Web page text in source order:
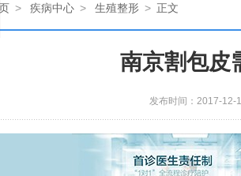
> 疾病中心 > 生殖整形 > 正文
南京割包皮
发布时间：2017-